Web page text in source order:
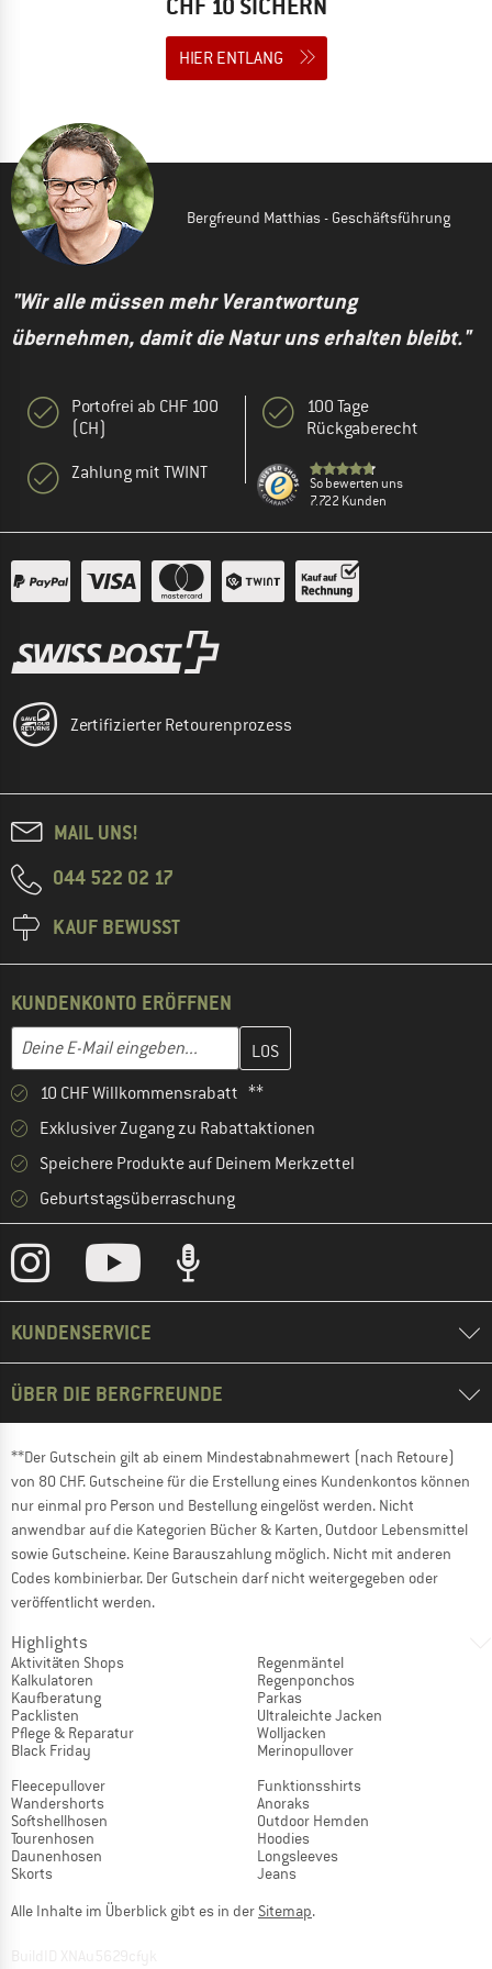
CHF 10 SICHERN
HIER ENTLANG
Bergfreund Matthias - Geschäftsführung
"Wir alle müssen mehr Verantwortung
übernehmen, damit die Natur uns erhalten bleibt."
Portofrei ab CHF 100
(CH)
Zahlung mit TWINT
100 Tage
Rückgaberecht
So bewerten uns
7.722 Kunden
Zertifizierter Retourenprozess
MAIL UNS!
044 522 02 17
KAUF BEWUSST
KUNDENKONTO ERÖFFNEN
E-Mail-Adresse
Gib hier deine E-Mail-Adresse ein und erstelle im nächsten
10 CHF Willkommensrabatt **
Exklusiver Zugang zu Rabattaktionen
Speichere Produkte auf Deinem Merkzettel
Geburtstagsüberraschung
KUNDENSERVICE
ÜBER DIE BERGFREUNDE
**Der Gutschein gilt ab einem Mindestabnahmewert (nach Retoure)
von 80 CHF. Gutscheine für die Erstellung eines Kundenkontos können
nur einmal pro Person und Bestellung eingelöst werden. Nicht
anwendbar auf die Kategorien Bücher & Karten, Outdoor Lebensmittel
sowie Gutscheine. Keine Barauszahlung möglich. Nicht mit anderen
Codes kombinierbar. Der Gutschein darf nicht weitergegeben oder
veröffentlicht werden.
Highlights
Aktivitäten Shops
Kalkulatoren
Kaufberatung
Packlisten
Pflege & Reparatur
Black Friday
Regenmäntel
Regenponchos
Parkas
Ultraleichte Jacken
Wolljacken
Merinopullover
Fleecepullover
Wandershorts
Softshellhosen
Tourenhosen
Daunenhosen
Skorts
Funktionsshirts
Anoraks
Outdoor Hemden
Hoodies
Longsleeves
Jeans
Alle Inhalte im Überblick gibt es in der Sitemap.